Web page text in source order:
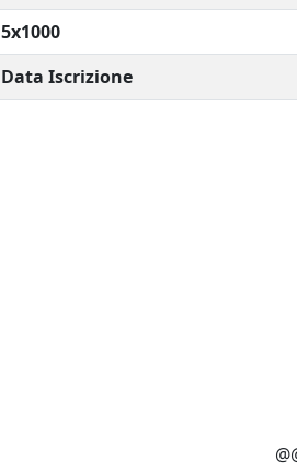
5x1000
Data Iscrizione